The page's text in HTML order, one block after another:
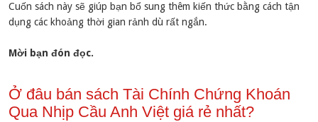
Cuốn sách này sẽ giúp bạn bổ sung thêm kiến thức bằng cách tận
dụng các khoảng thời gian rảnh dù rất ngắn.
Mời bạn đón đọc.
Ở đâu bán sách Tài Chính Chứng Khoán
Qua Nhịp Cầu Anh Việt giá rẻ nhất?